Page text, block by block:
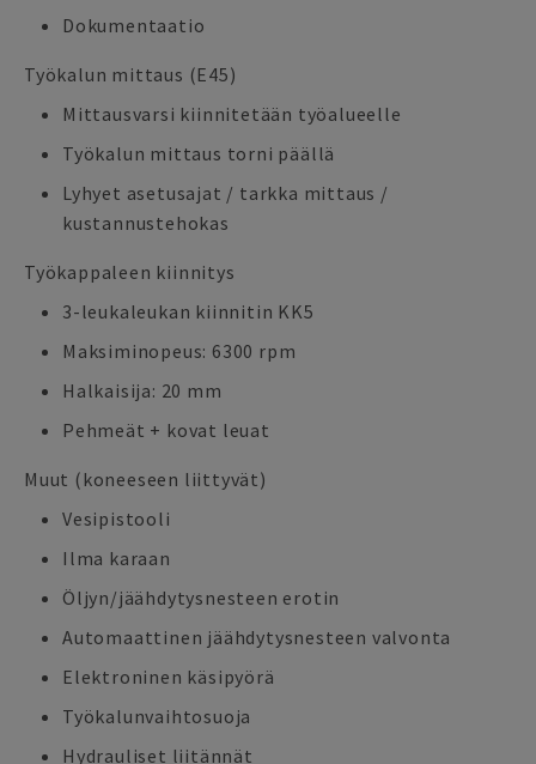
Dokumentaatio
Työkalun mittaus (E45)
Mittausvarsi kiinnitetään työalueelle
Työkalun mittaus torni päällä
Lyhyet asetusajat / tarkka mittaus /
kustannustehokas
Työkappaleen kiinnitys
3-leukaleukan kiinnitin KK5
Maksiminopeus: 6300 rpm
Halkaisija: 20 mm
Pehmeät + kovat leuat
Muut (koneeseen liittyvät)
Vesipistooli
Ilma karaan
Öljyn/jäähdytysnesteen erotin
Automaattinen jäähdytysnesteen valvonta
Elektroninen käsipyörä
Työkalunvaihtosuoja
Hydrauliset liitännät